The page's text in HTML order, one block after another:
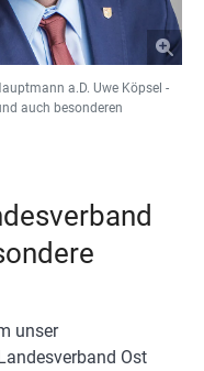
a.D. Uwe Köpsel -
auch besonderen
unser
Ost